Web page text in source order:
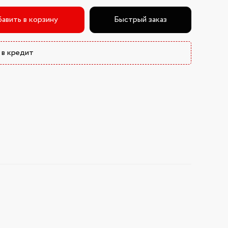
в корзину Быстрый заказ
кредит